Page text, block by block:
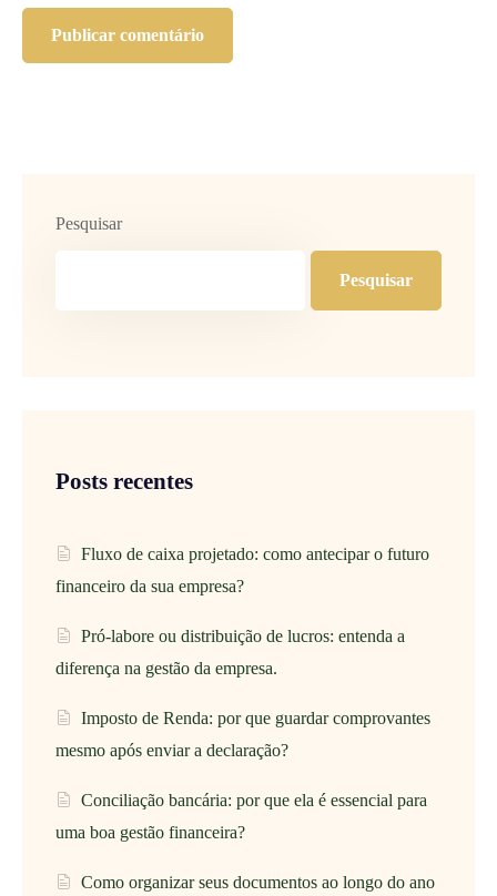
Pesquisar
Pesquisar
Posts recentes
Fluxo de caixa projetado: como antecipar o futuro
financeiro da sua empresa?
Pró-labore ou distribuição de lucros: entenda a
diferença na gestão da empresa.
Imposto de Renda: por que guardar comprovantes
mesmo após enviar a declaração?
Conciliação bancária: por que ela é essencial para
uma boa gestão financeira?
Como organizar seus documentos ao longo do ano